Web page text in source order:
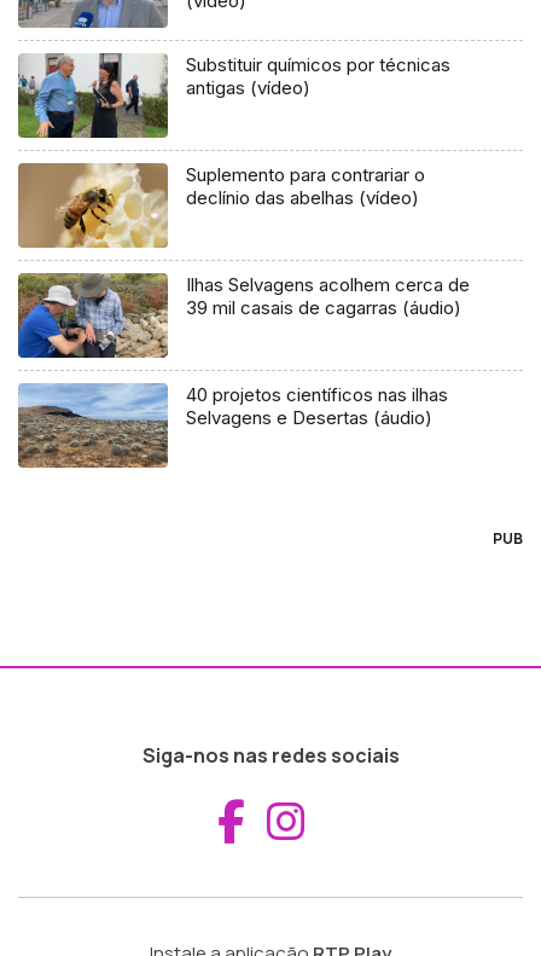
Substituir químicos por técnicas
antigas (vídeo)
Suplemento para contrariar o
declínio das abelhas (vídeo)
Ilhas Selvagens acolhem cerca de
39 mil casais de cagarras (áudio)
40 projetos científicos nas ilhas
Selvagens e Desertas (áudio)
PUB
Siga-nos nas redes sociais
Aceder ao